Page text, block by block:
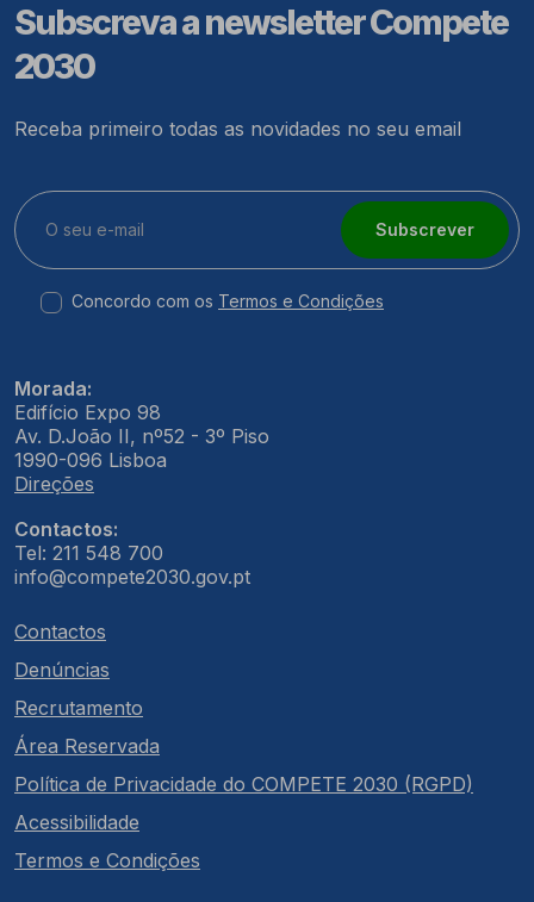
Subscreva a newsletter Compete
2030
Receba primeiro todas as novidades no seu email
Subscrever
Concordo com os Termos e Condições
Morada:
Edifício Expo 98
Av. D.João II, nº52 - 3º Piso
1990-096 Lisboa
Direções
Contactos:
Tel: 211 548 700
info@compete2030.gov.pt
Contactos
Denúncias
Recrutamento
Área Reservada
Política de Privacidade do COMPETE 2030 (RGPD)
Acessibilidade
Termos e Condições